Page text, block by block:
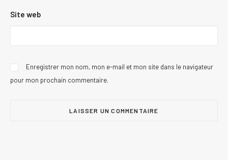
Site web
Enregistrer mon nom, mon e-mail et mon site dans le navigateur
pour mon prochain commentaire.